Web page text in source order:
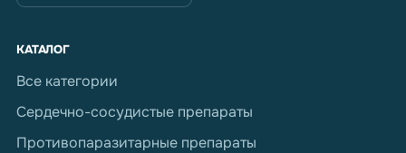
КАТАЛОГ
Все категории
Сердечно-сосудистые препараты
Противопаразитарные препараты